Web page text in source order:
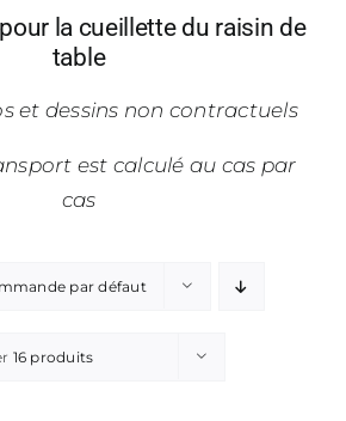
la cueillette du raisin de
table
et dessins non contractuels
est calculé au cas par
cas
par défaut
16 produits